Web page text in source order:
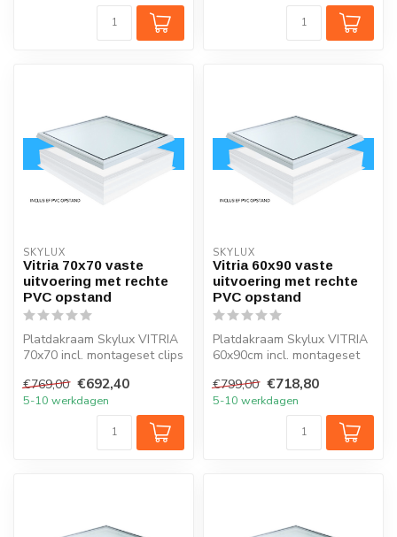
SKYLUX
Vitria 70x70 vaste
uitvoering met rechte
PVC opstand
Platdakraam Skylux VITRIA
70x70 incl. montageset clips
€769,00 €692,40
5-10 werkdagen
SKYLUX
Vitria 60x90 vaste
uitvoering met rechte
PVC opstand
Platdakraam Skylux VITRIA
60x90cm incl. montageset
20/0...
€799,00 €718,80
5-10 werkdagen